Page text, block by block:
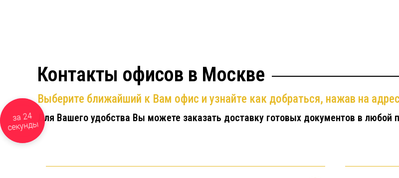
Контакты офисов в Москве
Выберите ближайший к Вам офис и узнайте как добраться, нажав на
Для Вашего удобства Вы можете заказать доставку готовых документов в
за 24
секунды